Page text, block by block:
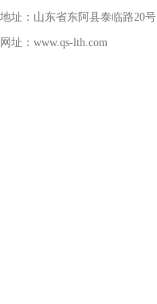
地址：山东省东阿县泰临路20号
网址：www.qs-lth.com